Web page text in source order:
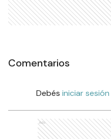
Comentarios
Debés iniciar sesión
Ads